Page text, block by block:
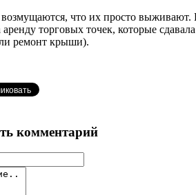
что их просто выживают.
аренду торговых точек, которые
ремонт крыши).
комментарий